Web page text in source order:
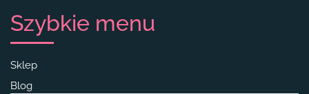
Szybkie menu
Sklep
Blog